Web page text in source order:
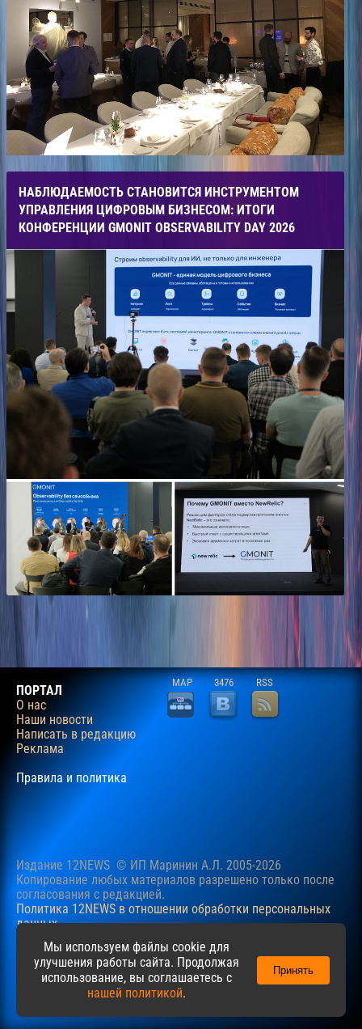
НАБЛЮДАЕМОСТЬ СТАНОВИТСЯ ИНСТРУМЕНТОМ
УПРАВЛЕНИЯ ЦИФРОВЫМ БИЗНЕСОМ: ИТОГИ
КОНФЕРЕНЦИИ GMONIT OBSERVABILITY DAY 2026
ПОРТАЛ
О нас
Наши новости
Написать в редакцию
Реклама
Правила и политика
MAP 3476 RSS
Издание 12NEWS © ИП Маринин А.Л. 2005-2026
Копирование любых материалов разрешено только после
согласования c редакцией.
Политика 12NEWS в отношении обработки персональных
данных
Наш сайт использует файлы cookie для учучшения
пользовательского опыта. Продолжая просматривать сайт,
вы соглашаетесь с нашейПолитикойв отношении файлов
Мы используем файлы cookie для
улучшения работы сайта. Продолжая
использование, вы соглашаетесь с
нашей политикой.
Принять